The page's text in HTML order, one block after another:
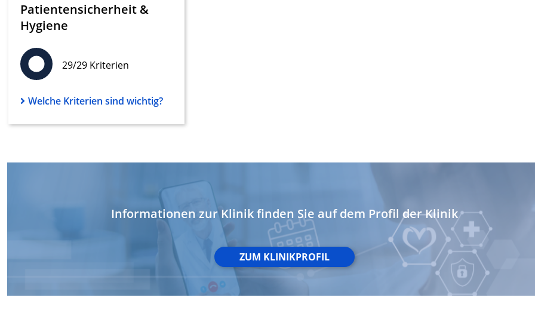
Patientensicherheit &
Hygiene
29/29 Kriterien
Welche Kriterien sind wichtig?
Informationen zur Klinik finden Sie auf dem Profil der Klinik
ZUM KLINIKPROFIL
Performance
Funktional
Werbung